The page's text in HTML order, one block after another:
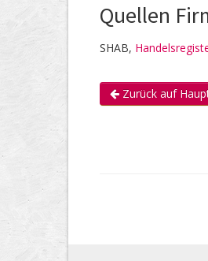
Quellen
SHAB,
Zurück auf